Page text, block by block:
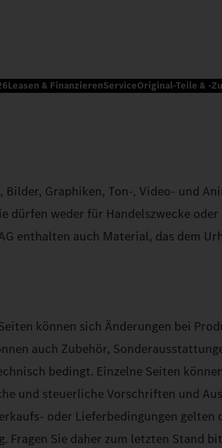
Leasen & FinanzierenServiceOriginal-Teile & -
Bilder, Graphiken, Ton-, Video- und
dürfen weder für Handelszwecke
enthalten auch Material, das dem
können sich Änderungen bei
auch Zubehör,
bedingt. Einzelne Seiten
und steuerliche Vorschriften und
oder Lieferbedingungen
Fragen Sie daher zum letzten Stand